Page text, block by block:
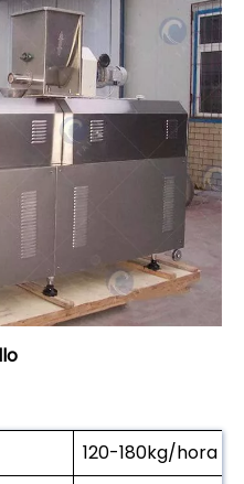
120-180kg/hora